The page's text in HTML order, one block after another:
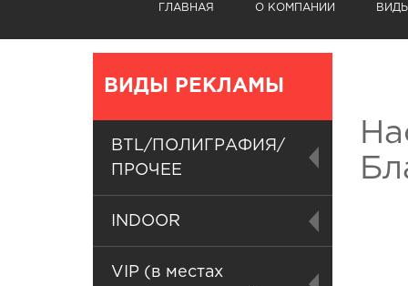
ГЛАВНАЯ О КОМПАНИИ
ВИДЫ РЕКЛАМЫ
BTL/ПОЛИГРАФИЯ/
ПРОЧЕЕ
INDOOR
VIP (в местах